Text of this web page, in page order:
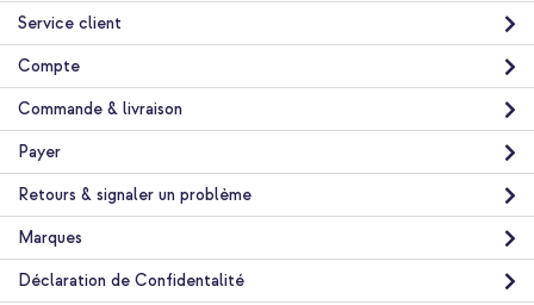
- Noir
Livraison gratuite 36,68 €
Acheter
Livraison
gratuite
Service client
Compte
Commande & livraison
Payer
Retours & signaler un problème
Marques
Déclaration de Confidentalité